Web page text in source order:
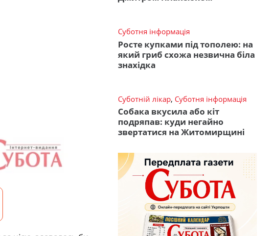
Суботня інформація
Росте купками під тополею: на
який гриб схожа незвична біла
знахідка
Суботній лікар, Суботня інформація
Собака вкусила або кіт
подряпав: куди негайно
звертатися на Житомирщині